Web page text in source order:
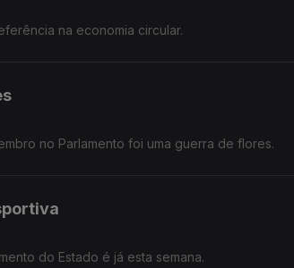
na economia circular.
no Parlamento foi uma guerra de flores.
do Estado é já esta semana.